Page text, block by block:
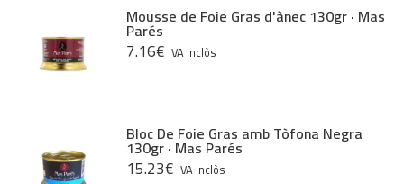
Mousse de Foie Gras d'ànec 130gr · Mas
Parés
7.16€ IVA Inclòs
Bloc De Foie Gras amb Tòfona Negra
130gr · Mas Parés
15.23€ IVA Inclòs